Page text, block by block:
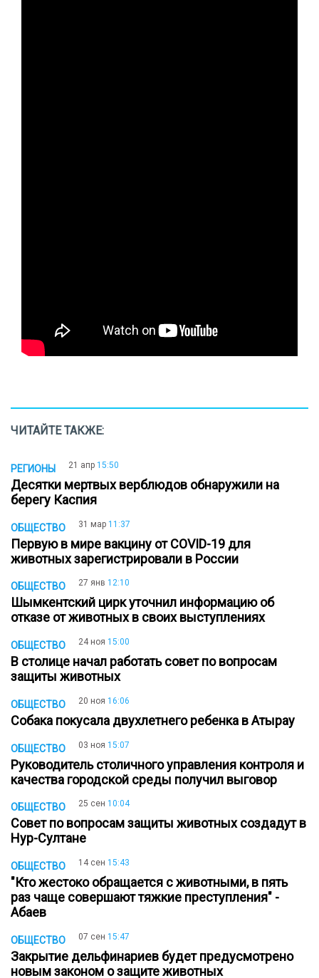
ЧИТАЙТЕ ТАКЖЕ:
РЕГИОНЫ 21 апр 15:50
Десятки мертвых верблюдов обнаружили на
берегу Каспия
ОБЩЕСТВО 31 мар 11:37
Первую в мире вакцину от COVID-19 для
животных зарегистрировали в России
ОБЩЕСТВО 27 янв 12:10
Шымкентский цирк уточнил информацию об
отказе от животных в своих выступлениях
ОБЩЕСТВО 24 ноя 15:00
В столице начал работать совет по вопросам
защиты животных
ОБЩЕСТВО 20 ноя 16:06
Собака покусала двухлетнего ребенка в Атырау
ОБЩЕСТВО 03 ноя 15:07
Руководитель столичного управления контроля и
качества городской среды получил выговор
ОБЩЕСТВО 25 сен 10:04
Совет по вопросам защиты животных создадут в
Нур-Султане
ОБЩЕСТВО 14 сен 15:43
"Кто жестоко обращается с животными, в пять
раз чаще совершают тяжкие преступления" -
Абаев
ОБЩЕСТВО 07 сен 15:47
Закрытие дельфинариев будет предусмотрено
новым законом о защите животных